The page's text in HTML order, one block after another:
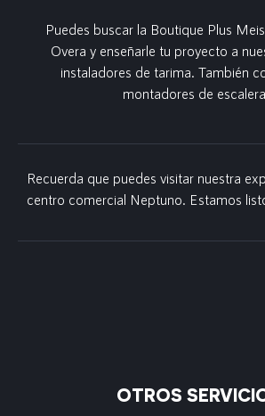
Puedes buscar la Boutique Plus
Overa y enseñarle tu proyecto a
instaladores de tarima. También
montadores de
Recuerda que puedes visitar nuestra
centro comercial Neptuno. Estamos
OTROS